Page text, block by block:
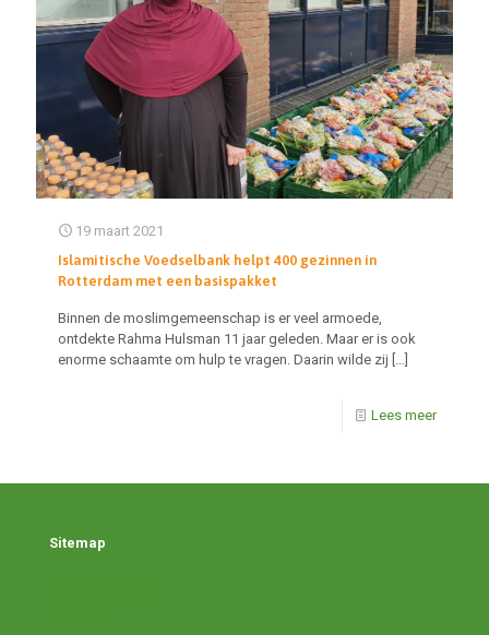
19 maart 2021
Islamitische Voedselbank helpt 400 gezinnen in
Rotterdam met een basispakket
Binnen de moslimgemeenschap is er veel armoede,
ontdekte Rahma Hulsman 11 jaar geleden. Maar er is ook
enorme schaamte om hulp te vragen. Daarin wilde zij […]
Lees meer
Sitemap